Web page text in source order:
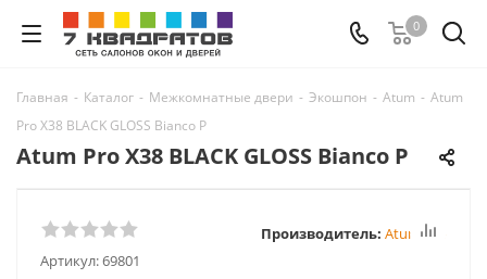
0
Главная - Каталог - Межкомнатные двери - Экошпон - Atum - Atum
Pro Х38 BLACK GLOSS Bianco P
Atum Pro Х38 BLACK GLOSS Bianco P
Артикул:69801
Производитель: Atum Pro